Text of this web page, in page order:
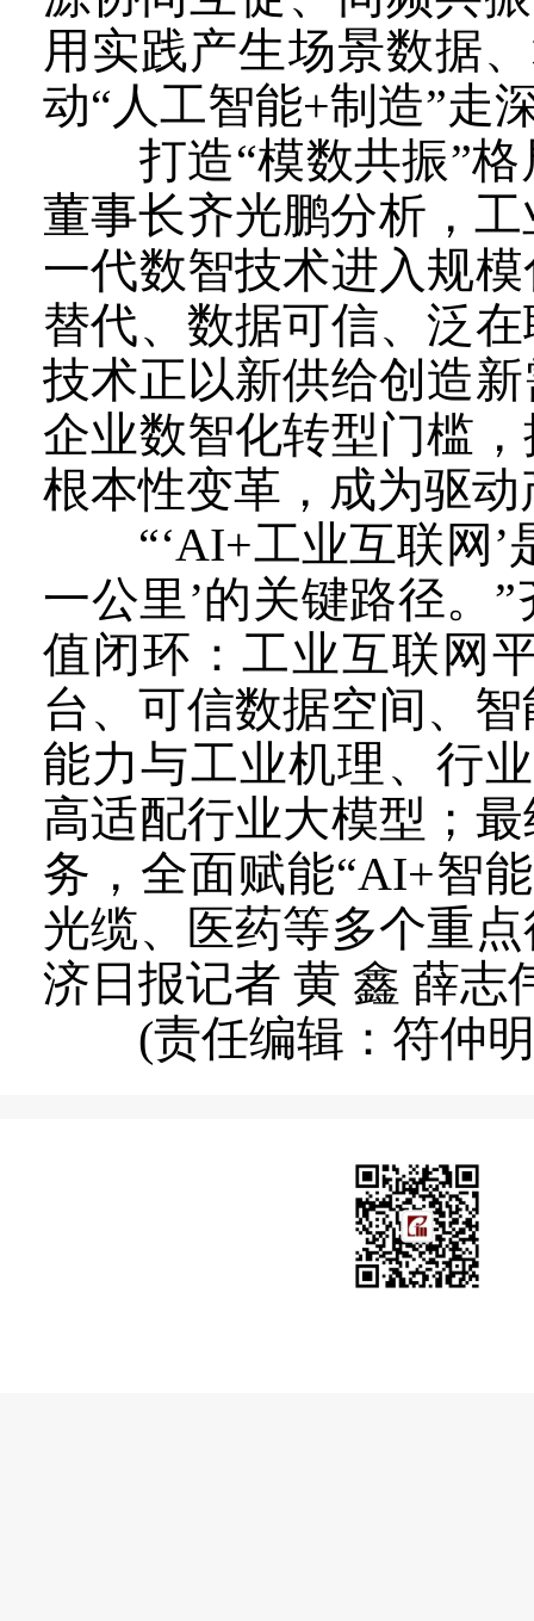
用实践产生场景数据
动“人工智能+制造”走
打造“模数共振”格
董事长齐光鹏分析，
一代数智技术进入规
替代、数据可信、泛
技术正以新供给创造
企业数智化转型门槛
根本性变革，成为驱
“‘AI+工业互联网’
一公里’的关键路径。
值闭环：工业互联网
台、可信数据空间、
能力与工业机理、行
高适配行业大模型；
务，全面赋能“AI+智
光缆、医药等多个重
济日报记者 黄 鑫 薛志
(责任编辑：符仲